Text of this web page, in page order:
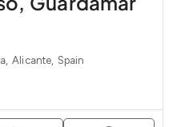
Alicante, Spain